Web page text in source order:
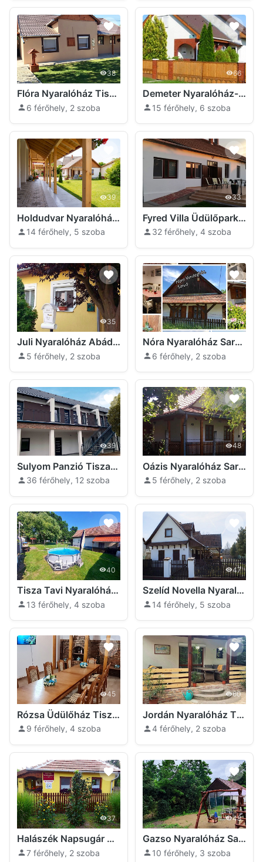
38
Flóra Nyaralóház Tiszafüred
6 férőhely, 2 szoba
66
Demeter Nyaralóház-Dinnyéshát Tiszanána
15 férőhely, 6 szoba
39
Holdudvar Nyaralóház Tiszafüred
14 férőhely, 5 szoba
33
Fyred Villa Üdülőpark és Rendezvényház Tiszafüred
32 férőhely, 4 szoba
35
Juli Nyaralóház Abádszalók
5 férőhely, 2 szoba
36
Nóra Nyaralóház Sarud
6 férőhely, 2 szoba
39
Sulyom Panzió Tiszafüred
36 férőhely, 12 szoba
48
Oázis Nyaralóház Sarud
5 férőhely, 2 szoba
40
Tisza Tavi Nyaralóház Sarud
13 férőhely, 4 szoba
47
Szelíd Novella Nyaralóház Tiszanána
14 férőhely, 5 szoba
45
Rózsa Üdülőház Tiszafüred
9 férőhely, 4 szoba
60
Jordán Nyaralóház Tiszafüred
4 férőhely, 2 szoba
37
Halászék Napsugár Nyaralóháza Poroszló
7 férőhely, 2 szoba
48
Gazso Nyaralóház Sarud
10 férőhely, 3 szoba